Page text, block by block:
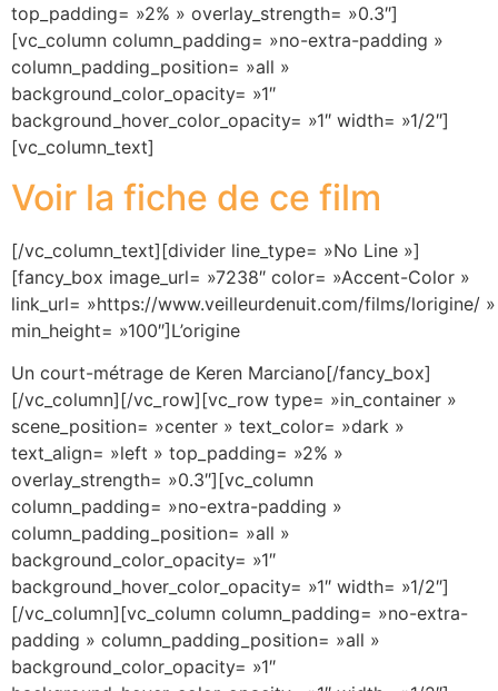
top_padding= »2% » overlay_strength= »0.3″]
[vc_column column_padding= »no-extra-padding »
column_padding_position= »all »
background_color_opacity= »1″
background_hover_color_opacity= »1″ width= »1/2″]
[vc_column_text]
Voir la fiche de ce film
[/vc_column_text][divider line_type= »No Line »]
[fancy_box image_url= »7238″ color= »Accent-Color »
link_url= »https://www.veilleurdenuit.com/films/lorigine/ »
min_height= »100″]L’origine
Un court-métrage de Keren Marciano[/fancy_box]
[/vc_column][/vc_row][vc_row type= »in_container »
scene_position= »center » text_color= »dark »
text_align= »left » top_padding= »2% »
overlay_strength= »0.3″][vc_column
column_padding= »no-extra-padding »
column_padding_position= »all »
background_color_opacity= »1″
background_hover_color_opacity= »1″ width= »1/2″]
[/vc_column][vc_column column_padding= »no-extra-
padding » column_padding_position= »all »
background_color_opacity= »1″